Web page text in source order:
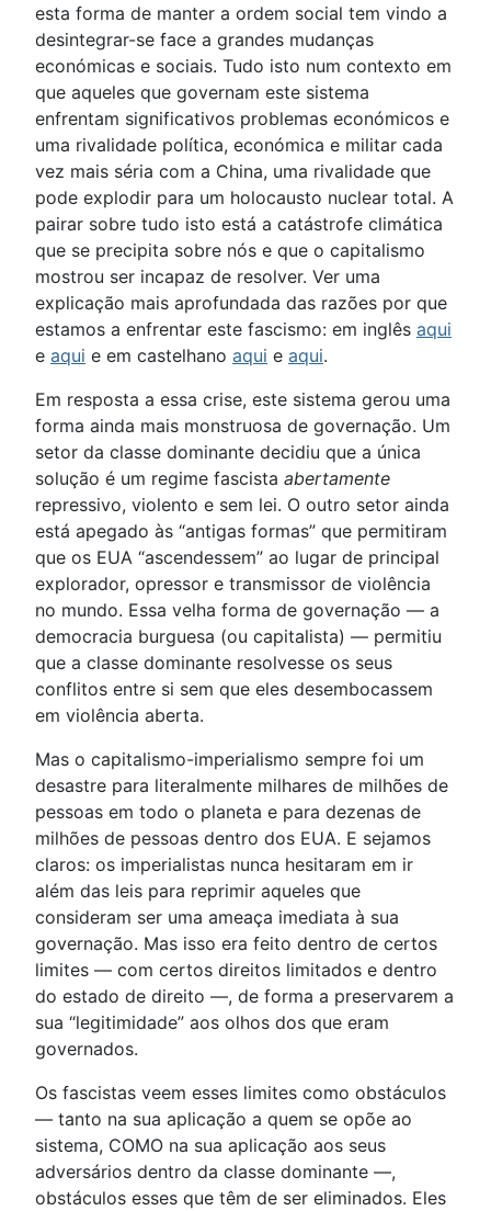
esta forma de manter a ordem social tem vindo a
desintegrar-se face a grandes mudanças
económicas e sociais. Tudo isto num contexto em
que aqueles que governam este sistema
enfrentam significativos problemas económicos e
uma rivalidade política, económica e militar cada
vez mais séria com a China, uma rivalidade que
pode explodir para um holocausto nuclear total. A
pairar sobre tudo isto está a catástrofe climática
que se precipita sobre nós e que o capitalismo
mostrou ser incapaz de resolver. Ver uma
explicação mais aprofundada das razões por que
estamos a enfrentar este fascismo: em inglês aqui
e aqui e em castelhano aqui e aqui.
Em resposta a essa crise, este sistema gerou uma
forma ainda mais monstruosa de governação. Um
setor da classe dominante decidiu que a única
solução é um regime fascista abertamente
repressivo, violento e sem lei. O outro setor ainda
está apegado às “antigas formas” que permitiram
que os EUA “ascendessem” ao lugar de principal
explorador, opressor e transmissor de violência
no mundo. Essa velha forma de governação — a
democracia burguesa (ou capitalista) — permitiu
que a classe dominante resolvesse os seus
conflitos entre si sem que eles desembocassem
em violência aberta.
Mas o capitalismo-imperialismo sempre foi um
desastre para literalmente milhares de milhões de
pessoas em todo o planeta e para dezenas de
milhões de pessoas dentro dos EUA. E sejamos
claros: os imperialistas nunca hesitaram em ir
além das leis para reprimir aqueles que
consideram ser uma ameaça imediata à sua
governação. Mas isso era feito dentro de certos
limites — com certos direitos limitados e dentro
do estado de direito —, de forma a preservarem a
sua “legitimidade” aos olhos dos que eram
governados.
Os fascistas veem esses limites como obstáculos
— tanto na sua aplicação a quem se opõe ao
sistema, COMO na sua aplicação aos seus
adversários dentro da classe dominante —,
obstáculos esses que têm de ser eliminados. Eles